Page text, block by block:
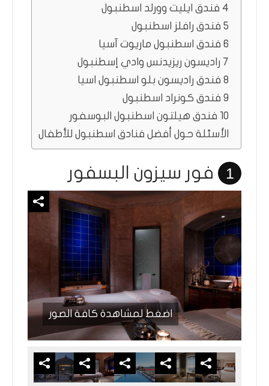
4 فندق ايليت وورلد اسطنبول
5 فندق رافلز اسطنبول
6 فندق اسطنبول ماريوت آسيا
7 راديسون ريزيدنس وادي إسطنبول
8 فندق راديسون بلو اسطنبول اسيا
9 فندق كونراد اسطنبول
10 فندق هيلتون اسطنبول البوسفور
الأسئلة حول أفضل فنادق اسطنبول للأطفال
1 فور سيزون البسفور
اضغط لمشاهدة كافة الصور